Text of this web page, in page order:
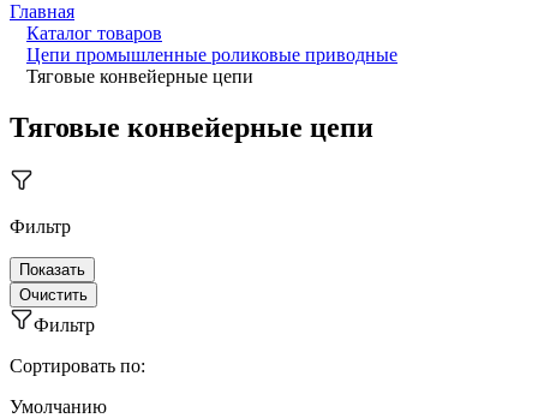
Главная
Каталог товаров
Цепи промышленные роликовые приводные
Тяговые конвейерные цепи
Тяговые конвейерные цепи
Фильтр
Фильтр
Сортировать по:
Умолчанию